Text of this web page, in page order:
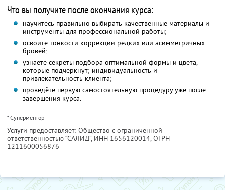
Что вы получите после окончания курса:
научитесь правильно выбирать качественные материалы и
инструменты для профессиональной работы;
освоите тонкости коррекции редких или асимметричных
бровей;
узнаете секреты подбора оптимальной формы и цвета,
которые подчеркнут; индивидуальность и
привлекательность клиента;
проведёте первую самостоятельную процедуру уже после
завершения курса.
* Суперментор
Услуги предоставляет: Общество с ограниченной
ответственностью “САЛИД”, ИНН 1656120014, ОГРН
1211600056876